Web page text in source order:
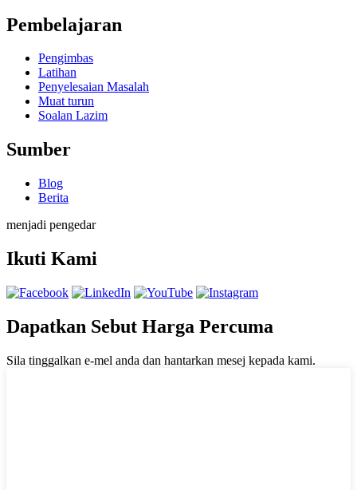
Pembelajaran
Pengimbas
Latihan
Penyelesaian Masalah
Muat turun
Soalan Lazim
Sumber
Blog
Berita
menjadi pengedar
Ikuti Kami
Dapatkan Sebut Harga Percuma
Sila tinggalkan e-mel anda dan hantarkan mesej kepada kami.